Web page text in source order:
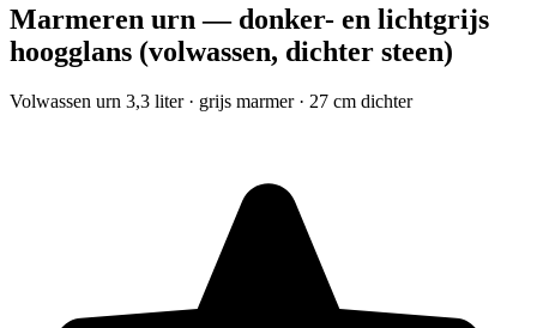
Marmeren urn — donker- en lichtgrijs
hoogglans (volwassen, dichter steen)
Volwassen urn 3,3 liter · grijs marmer · 27 cm dichter